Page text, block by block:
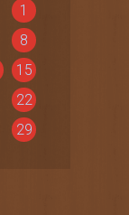
1
8
15
22
29